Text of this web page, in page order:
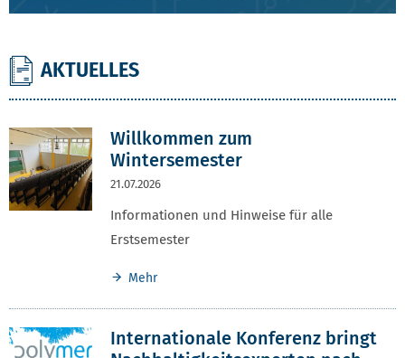
NEWS UND VERANSTALTUNGEN
AKTUELLES
Willkommen zum
Wintersemester
21.07.2026
Informationen und Hinweise für alle
Erstsemester
Mehr
Internationale Konferenz bringt